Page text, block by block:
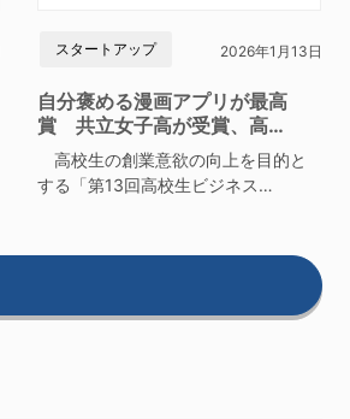
スタートアップ 2026年1月13日
自分褒める漫画アプリが最高
賞 共立女子高が受賞、高…
高校生の創業意欲の向上を目的と
する「第13回高校生ビジネス…